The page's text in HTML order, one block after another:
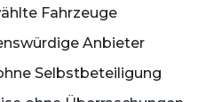
Fahrzeuge
Anbieter
Selbstbeteiligung